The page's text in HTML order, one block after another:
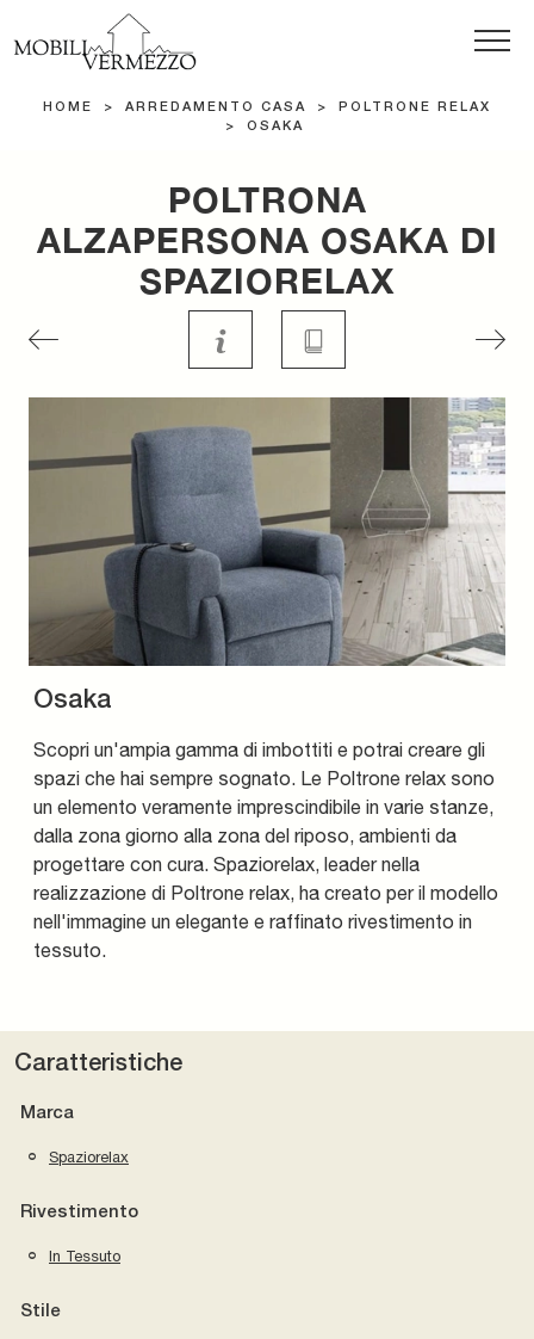
HOME > ARREDAMENTO CASA >
POLTRONE RELAX
>
OSAKA
POLTRONA
ALZAPERSONA OSAKA DI
SPAZIORELAX
Osaka
Scopri un'ampia gamma di imbottiti e potrai creare gli
spazi che hai sempre sognato. Le Poltrone relax sono
un elemento veramente imprescindibile in varie stanze,
dalla zona giorno alla zona del riposo, ambienti da
progettare con cura. Spaziorelax, leader nella
realizzazione di Poltrone relax, ha creato per il modello
nell'immagine un elegante e raffinato rivestimento in
tessuto.
Caratteristiche
Marca
Spaziorelax
Rivestimento
In Tessuto
Stile